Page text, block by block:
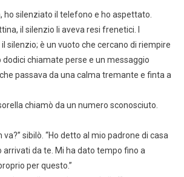
ho silenziato il telefono e ho aspettato.
il silenzio li aveva resi frenetici. I
silenzio; è un vuoto che cercano di riempire
dodici chiamate perse e un messaggio
passava da una calma tremante e finta a
chiamò da un numero sconosciuto.
va?” sibilò. “Ho detto al mio padrone di casa
arrivati da te. Mi ha dato tempo fino a
per questo.”